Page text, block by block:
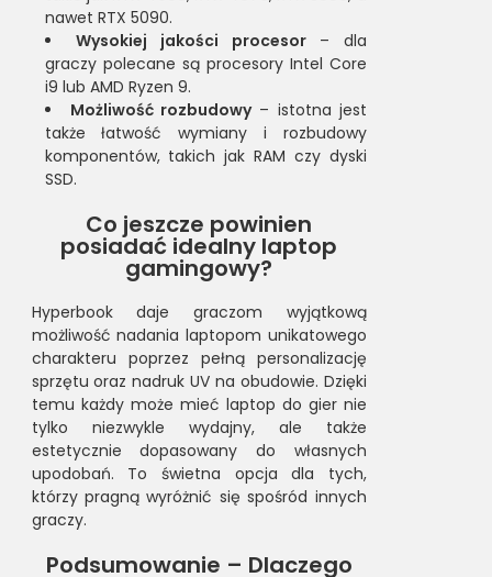
nawet RTX 5090.
Wysokiej jakości procesor– dla
graczy polecane są procesory Intel Core
i9 lub AMD Ryzen 9.
Możliwość rozbudowy– istotna jest
także łatwość wymiany i rozbudowy
komponentów, takich jak RAM czy dyski
SSD.
Co jeszcze powinien
posiadać idealny laptop
gamingowy?
Hyperbook daje graczom wyjątkową
możliwość nadania laptopom unikatowego
charakteru poprzez pełną personalizację
sprzętu oraz nadruk UV na obudowie. Dzięki
temu każdy może mieć laptop do gier nie
tylko niezwykle wydajny, ale także
estetycznie dopasowany do własnych
upodobań. To świetna opcja dla tych,
którzy pragną wyróżnić się spośród innych
graczy.
Podsumowanie – Dlaczego